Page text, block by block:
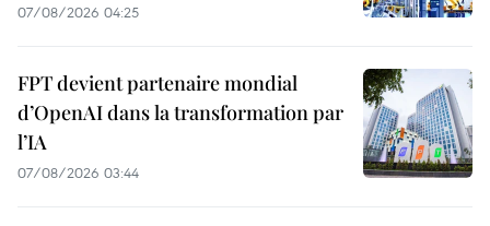
07/08/2026 04:25
FPT devient partenaire mondial
d’OpenAI dans la transformation par
l’IA
07/08/2026 03:44